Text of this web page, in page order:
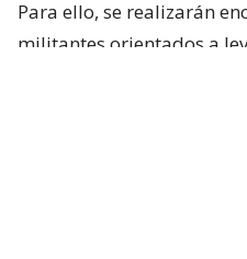
Para ello, se realizarán
militantes orientados a